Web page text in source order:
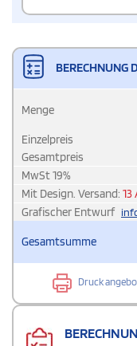
BERECHNUNG
Menge
Einzelpreis
Gesamtpreis
MwSt19%
Mit Design. Versand:
Grafischer Entwurf
Gesamtsumme
Druck